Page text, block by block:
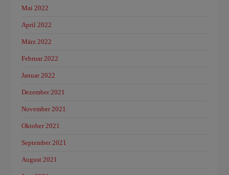
Mai 2022
April 2022
März 2022
Februar 2022
Januar 2022
Dezember 2021
November 2021
Oktober 2021
September 2021
August 2021